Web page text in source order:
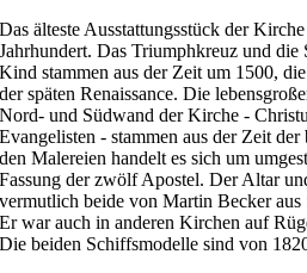
Das älteste Ausstattungsstück der
Jahrhundert. Das Triumphkreuz und
Kind stammen aus der Zeit um 1500,
der späten Renaissance. Die
Nord- und Südwand der Kirche -
Evangelisten - stammen aus der Zeit
den Malereien handelt es sich um
Fassung der zwölf Apostel. Der Altar
vermutlich beide von Martin Becker aus
Er war auch in anderen Kirchen auf
Die beiden Schiffsmodelle sind von